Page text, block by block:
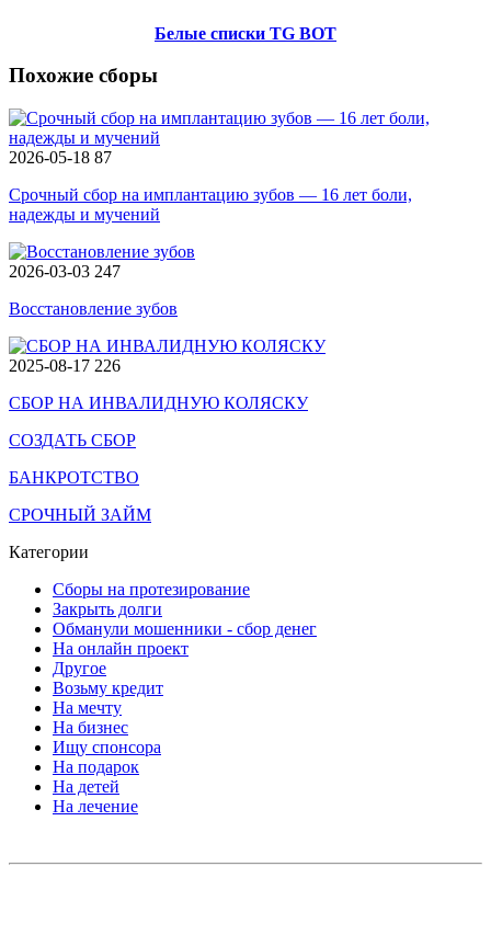
Белые списки TG BOT
Похожие сборы
2026-05-18 87
Срочный сбор на имплантацию зубов — 16 лет боли,
надежды и мучений
2026-03-03 247
Восстановление зубов
2025-08-17 226
СБОР НА ИНВАЛИДНУЮ КОЛЯСКУ
СОЗДАТЬ СБОР
БАНКРОТСТВО
СРОЧНЫЙ ЗАЙМ
Категории
Сборы на протезирование
Закрыть долги
Обманули мошенники - сбор денег
На онлайн проект
Другое
Возьму кредит
На мечту
На бизнес
Ищу спонсора
На подарок
На детей
На лечение